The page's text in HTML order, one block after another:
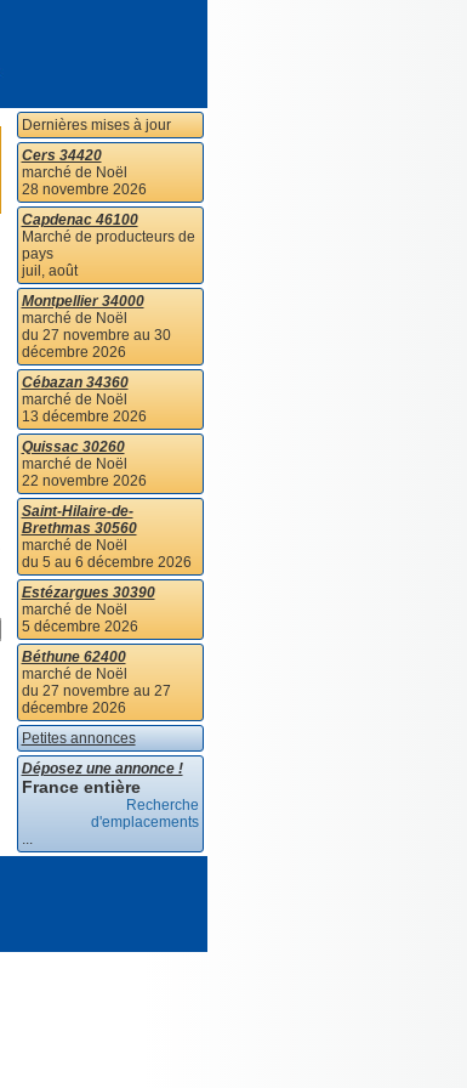
Dernières mises à jour
Cers 34420
marché de Noël
28 novembre 2026
Capdenac 46100
Marché de producteurs de
pays
juil, août
Montpellier 34000
marché de Noël
du 27 novembre au 30
décembre 2026
Cébazan 34360
marché de Noël
13 décembre 2026
Quissac 30260
marché de Noël
22 novembre 2026
Saint-Hilaire-de-
Brethmas 30560
marché de Noël
du 5 au 6 décembre 2026
Estézargues 30390
marché de Noël
5 décembre 2026
Béthune 62400
marché de Noël
du 27 novembre au 27
décembre 2026
Petites annonces
Déposez une annonce !
France entière
Recherche
d'emplacements
...